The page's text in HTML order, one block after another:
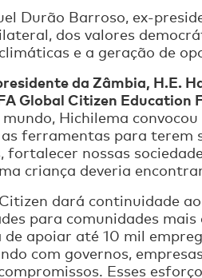
Durão Barroso, ex-
dos valores
e a geração de
da Zâmbia, H.E.
Global Citizen Education
Hichilema
ferramentas para
fortalecer nossas
criança deveria
dará continuidade
para comunidades
apoiar até 10 mil
com governos,
Esses